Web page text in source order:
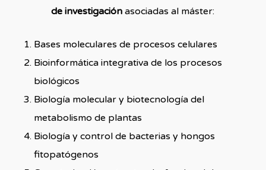
de investigación asociadas al máster:
Bases moleculares de procesos celulares
Bioinformática integrativa de los procesos
biológicos
Biología molecular y biotecnología del
metabolismo de plantas
Biología y control de bacterias y hongos
fitopatógenos